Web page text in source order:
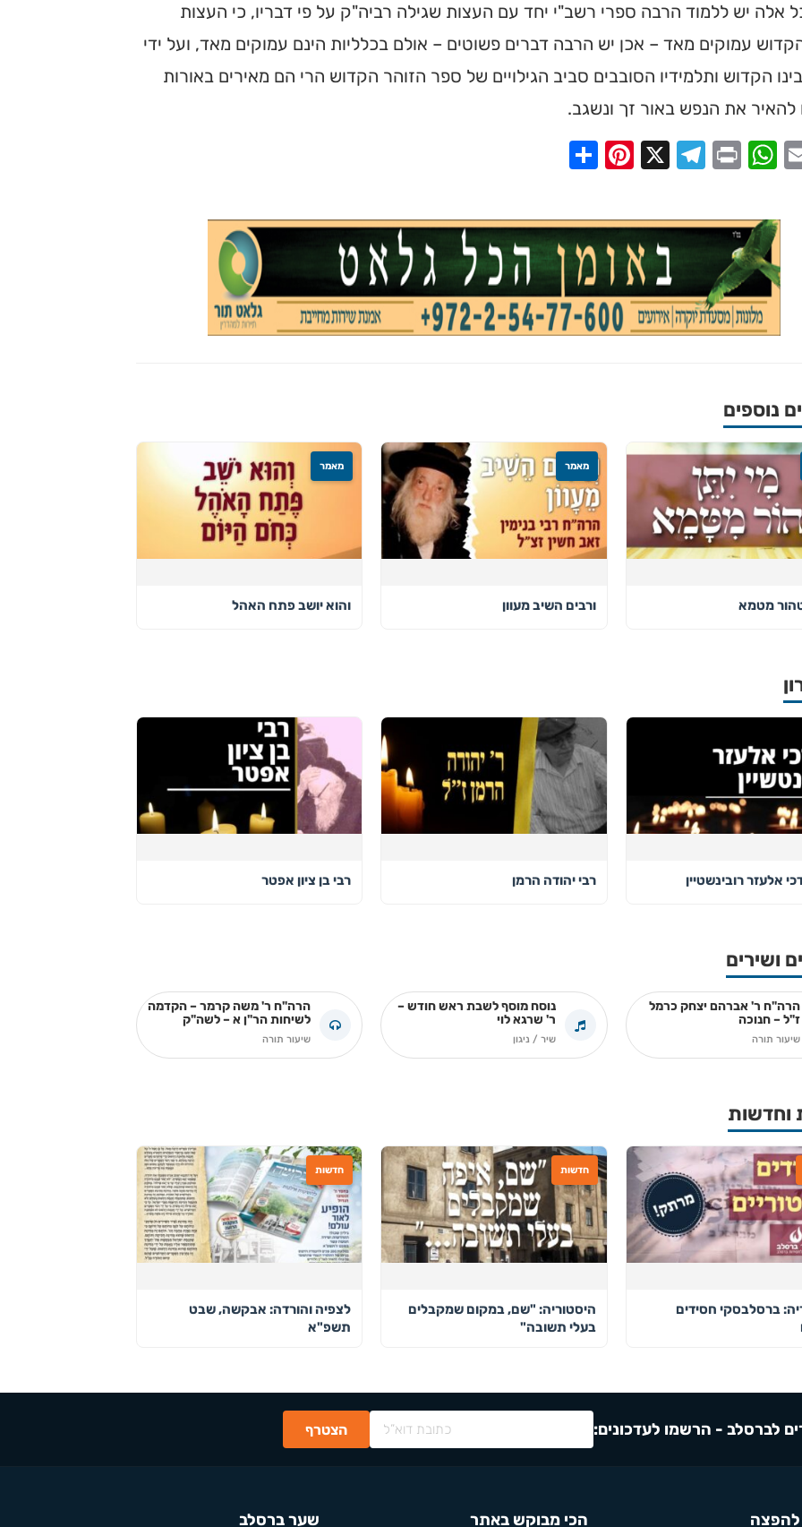
אלה יש ללמוד הרבה ספרי רשב"י יחד עם העצות שגילה רביה"ק על פי דבריו, כי העצות
עמוקים מאד – אכן יש הרבה דברים פשוטים – אולם בכלליות הינם עמוקים מאד, ועל ידי
הקדוש ותלמידיו הסובבים סביב הגילויים של ספר הזוהר הקדוש הרי הם מאירים באורות
להאיר את הנפש באור זך ונשגב.
Email
WhatsApp
Print
Telegram
Pinterest
נוספים
טהור מטמא
מאמר
ורבים השיב מעוון
מאמר
והוא יושב פתח האהל
אלעזר רובינשטיין רבי יהודה הרמן רבי בן ציון אפטר
ושירים
הרה"ח ר' אברהם יצחק כרמל
ז"ל – חנוכה
שיעור תורה
נוסח מוסף לשבת ראש חודש –
ר' שרגא לוי
שיר / ניגון
הרה"ח ר' משה קרמר – הקדמה
לשיחות הר"ן א – לשה"ק
שיעור תורה
וחדשות
ברסלבסקי חסידים
חדשות
היסטוריה: "שם, במקום שמקבלים
בעלי תשובה"
חדשות
לצפיה והורדה: אבקשה, שבט
תשפ"א
לברסלב - הרשמו לעדכונים:
שער ברסלב הכי מבוקש באתר להפצה
כנסת או
זמני תפילות, שיעורי
הגעה בלחיצת כפתור.